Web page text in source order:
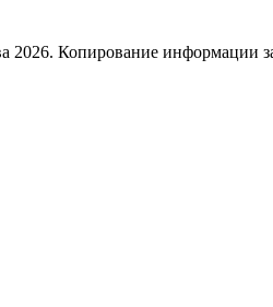
2026. Копирование информации